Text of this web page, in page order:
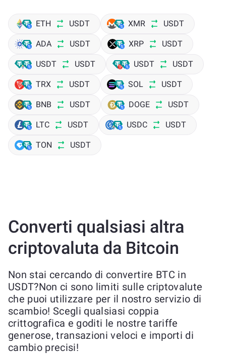
ETH USDT XMR USDT
ADA USDT XRP USDT
USDT USDT USDT USDT
TRX USDT SOL USDT
BNB USDT DOGE USDT
LTC USDT USDC USDT
TON USDT
Converti qualsiasi altra
criptovaluta da Bitcoin
Non stai cercando di convertire BTC in
USDT?Non ci sono limiti sulle criptovalute
che puoi utilizzare per il nostro servizio di
scambio! Scegli qualsiasi coppia
crittografica e goditi le nostre tariffe
generose, transazioni veloci e importi di
cambio precisi!